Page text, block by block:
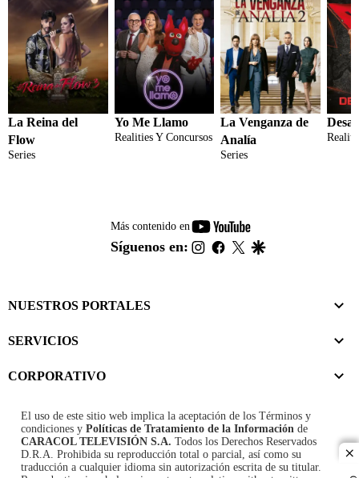
La Reina del
Flow
Series
Yo Me Llamo
Realities Y Concursos
La Venganza de
Analía
Series
Más contenido en
youtube-
footer
Síguenos en: instagram
facebook
twitter
NUESTROS PORTALES
SERVICIOS
CORPORATIVO
El uso de este sitio web implica la aceptación de los Términos y
condiciones y Políticas de Tratamiento de la Información de
CARACOL TELEVISIÓN S.A. Todos los Derechos Reservados
D.R.A. Prohibida su reproducción total o parcial, así como su
traducción a cualquier idioma sin autorización escrita de su titular.